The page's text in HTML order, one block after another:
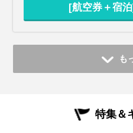
[航空券＋宿
も
特集＆